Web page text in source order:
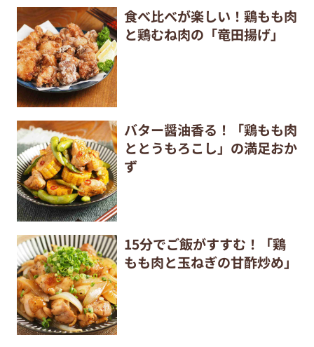
食べ比べが楽しい！鶏もも肉
と鶏むね肉の「竜田揚げ」
バター醤油香る！「鶏もも肉
ととうもろこし」の満足おか
ず
15分でご飯がすすむ！「鶏
もも肉と玉ねぎの甘酢炒め」